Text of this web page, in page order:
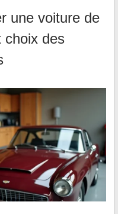
une voiture de
choix des